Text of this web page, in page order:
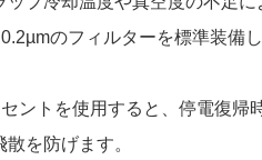
のフィルターを標準装備
ントを使用すると、停電復帰
を防げます。